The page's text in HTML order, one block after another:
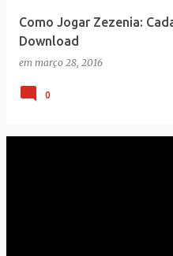
Como Jogar Zezenia:
Download
em março 28, 2016
0